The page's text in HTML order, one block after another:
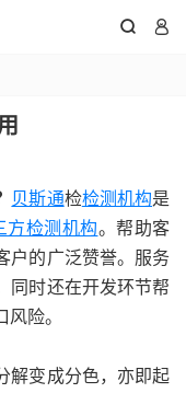
 
贝斯通检检测机构是
方检测机构。帮助客
户的广泛赞誉。服务
同时还在开发环节帮
险。
解变成分色，亦即起